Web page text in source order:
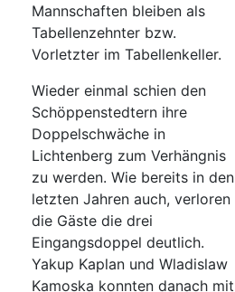
Mannschaften bleiben als
Tabellenzehnter bzw.
Vorletzter im Tabellenkeller.
Wieder einmal schien den
Schöppenstedtern ihre
Doppelschwäche in
Lichtenberg zum Verhängnis
zu werden. Wie bereits in den
letzten Jahren auch, verloren
die Gäste die drei
Eingangsdoppel deutlich.
Yakup Kaplan und Wladislaw
Kamoska konnten danach mit